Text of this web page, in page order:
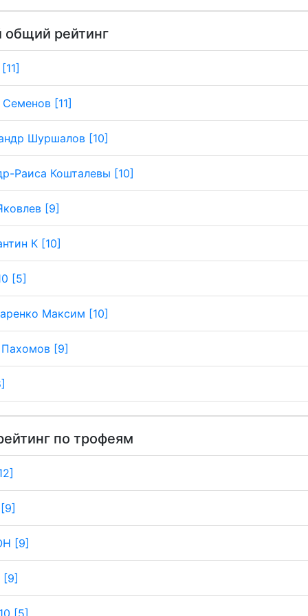
рейтинг
[11]
Шуршалов [10]
Раиса Кошталевы [10]
[9]
К [10]
[5]
Максим [10]
[9]
по трофеям
[9]
[9]
[5]